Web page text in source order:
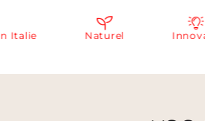
Naturel